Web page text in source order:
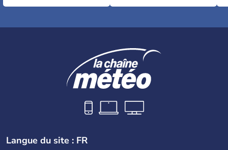
Langue du site : FR